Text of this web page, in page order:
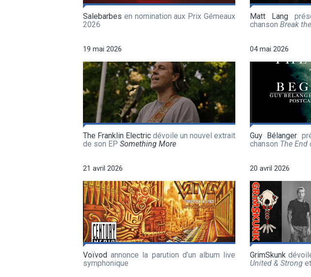
Salebarbes en nomination aux Prix Gémeaux
2026
Matt Lang
chanson Break
19 mai 2026
The Franklin Electric dévoile un nouvel extrait
de son EP Something More
04 mai 2026
Guy Bélanger
chanson The End
21 avril 2026
Voïvod annonce la parution d’un album live
symphonique
20 avril 2026
GrimSkunk
United & Strong et